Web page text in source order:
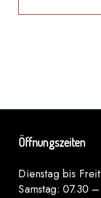
Öffnungszeiten
Dienstag bis
Samstag: 07.30